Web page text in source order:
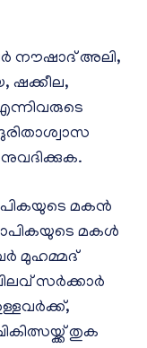
നൗഷാദ് അലി,
ഷക്കീല,
മകന്‍
മകള്‍
മുഹമ്മദ്
സര്‍ക്കാര്‍
തുക